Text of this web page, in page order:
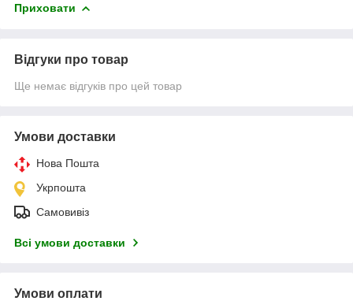
Приховати
Відгуки про товар
Ще немає відгуків про цей товар
Умови доставки
Нова Пошта
Укрпошта
Самовивіз
Всі умови доставки
Умови оплати